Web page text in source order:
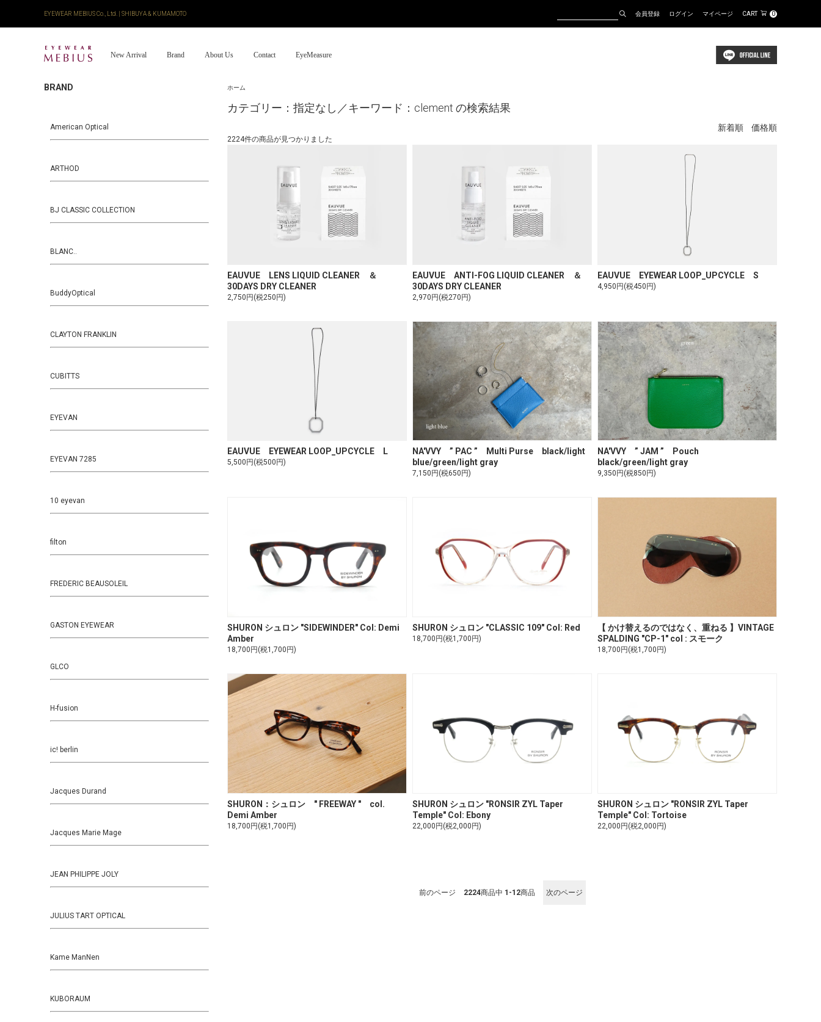
EYEWEAR MEBIUS Co., Ltd. | SHIBUYA & KUMAMOTO 会員登録 ログイン マイページ CART 0
New Arrival Brand About Us Contact EyeMeasure
ホーム
カテゴリー：指定なし／キーワード：clement の検索結果
新着順 価格順
2224件の商品が見つかりました
EAUVUE LENS LIQUID CLEANER ＆
30DAYS DRY CLEANER
2,750円(税250円)
EAUVUE ANTI-FOG LIQUID CLEANER ＆
30DAYS DRY CLEANER
2,970円(税270円)
EAUVUE EYEWEAR LOOP_UPCYCLE S
4,950円(税450円)
EAUVUE EYEWEAR LOOP_UPCYCLE L
5,500円(税500円)
NA'VVY ” PAC ” Multi Purse black/light
blue/green/light gray
7,150円(税650円)
NA'VVY ” JAM ” Pouch
black/green/light gray
9,350円(税850円)
SHURON シュロン "SIDEWINDER" Col: Demi
Amber
18,700円(税1,700円)
SHURON シュロン "CLASSIC 109" Col: Red
18,700円(税1,700円)
【 かけ替えるのではなく、重ねる 】VINTAGE
SPALDING "CP-1" col : スモーク
18,700円(税1,700円)
SHURON：シュロン " FREEWAY " col.
Demi Amber
18,700円(税1,700円)
SHURON シュロン "RONSIR ZYL Taper
Temple" Col: Ebony
22,000円(税2,000円)
SHURON シュロン "RONSIR ZYL Taper
Temple" Col: Tortoise
22,000円(税2,000円)
前のページ 2224商品中 1-12商品 次のページ
BRAND
American Optical
ARTHOD
BJ CLASSIC COLLECTION
BLANC..
BuddyOptical
CLAYTON FRANKLIN
CUBITTS
EYEVAN
EYEVAN 7285
10 eyevan
filton
FREDERIC BEAUSOLEIL
GASTON EYEWEAR
GLCO
H-fusion
ic! berlin
Jacques Durand
Jacques Marie Mage
JEAN PHILIPPE JOLY
JULIUS TART OPTICAL
Kame ManNen
KUBORAUM